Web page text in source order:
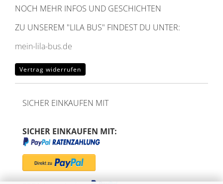
NOCH MEHR INFOS UND GESCHICHTEN
ZU UNSEREM "LILA BUS" FINDEST DU UNTER:
mein-lila-bus.de
Vertrag widerrufen
SICHER EINKAUFEN MIT
SICHER EINKAUFEN MIT: